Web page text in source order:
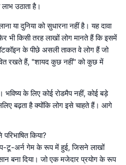
उठाता है।
या दुनिया को सुधारना नहीं है। यह दावा
भी किसी तरह लाखों लोग मानते हैं कि इसमें
के पीछे असली ताकत वे लोग हैं जो
रखते हैं, "शायद कुछ नहीं" को कुछ में
भविष्य के लिए कोई रोडमैप नहीं, कोई बड़े
बढ़ता है क्योंकि लोग इसे चाहते हैं। आगे
किया?
टू-अर्न गेम के रूप में हुई, जिसने लाखों
बना दिया। जो एक मजेदार प्रयोग के रूप